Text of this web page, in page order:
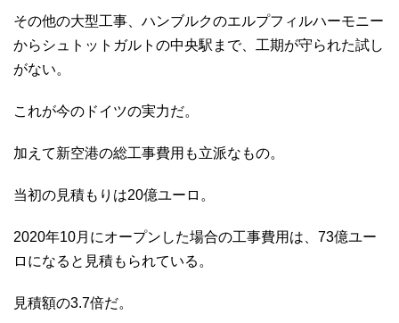
その他の大型工事、ハンブルクのエルプフィルハーモニー
からシュトットガルトの中央駅まで、工期が守られた試し
がない。
これが今のドイツの実力だ。
加えて新空港の総工事費用も立派なもの。
当初の見積もりは20億ユーロ。
2020年10月にオープンした場合の工事費用は、73億ユー
ロになると見積もられている。
見積額の3.7倍だ。